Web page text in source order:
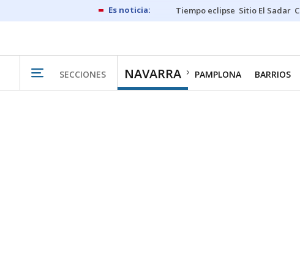
Tiempo eclipse Sitio El Sadar
SECCIONES NAVARRA PAMPLONA BARRIOS